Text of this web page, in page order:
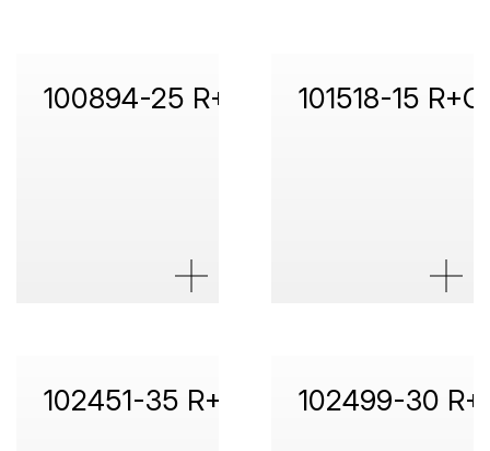
100894-25 R+C 101518-15 R+C
102451-35 R+C 102499-30